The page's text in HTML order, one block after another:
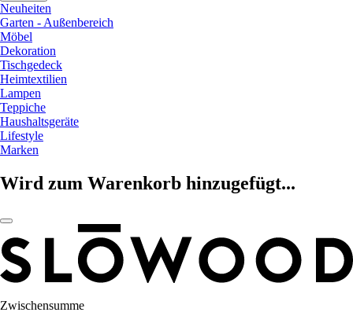
Neuheiten
Garten - Außenbereich
Möbel
Dekoration
Tischgedeck
Heimtextilien
Lampen
Teppiche
Haushaltsgeräte
Lifestyle
Marken
Wird zum Warenkorb hinzugefügt...
Zwischensumme